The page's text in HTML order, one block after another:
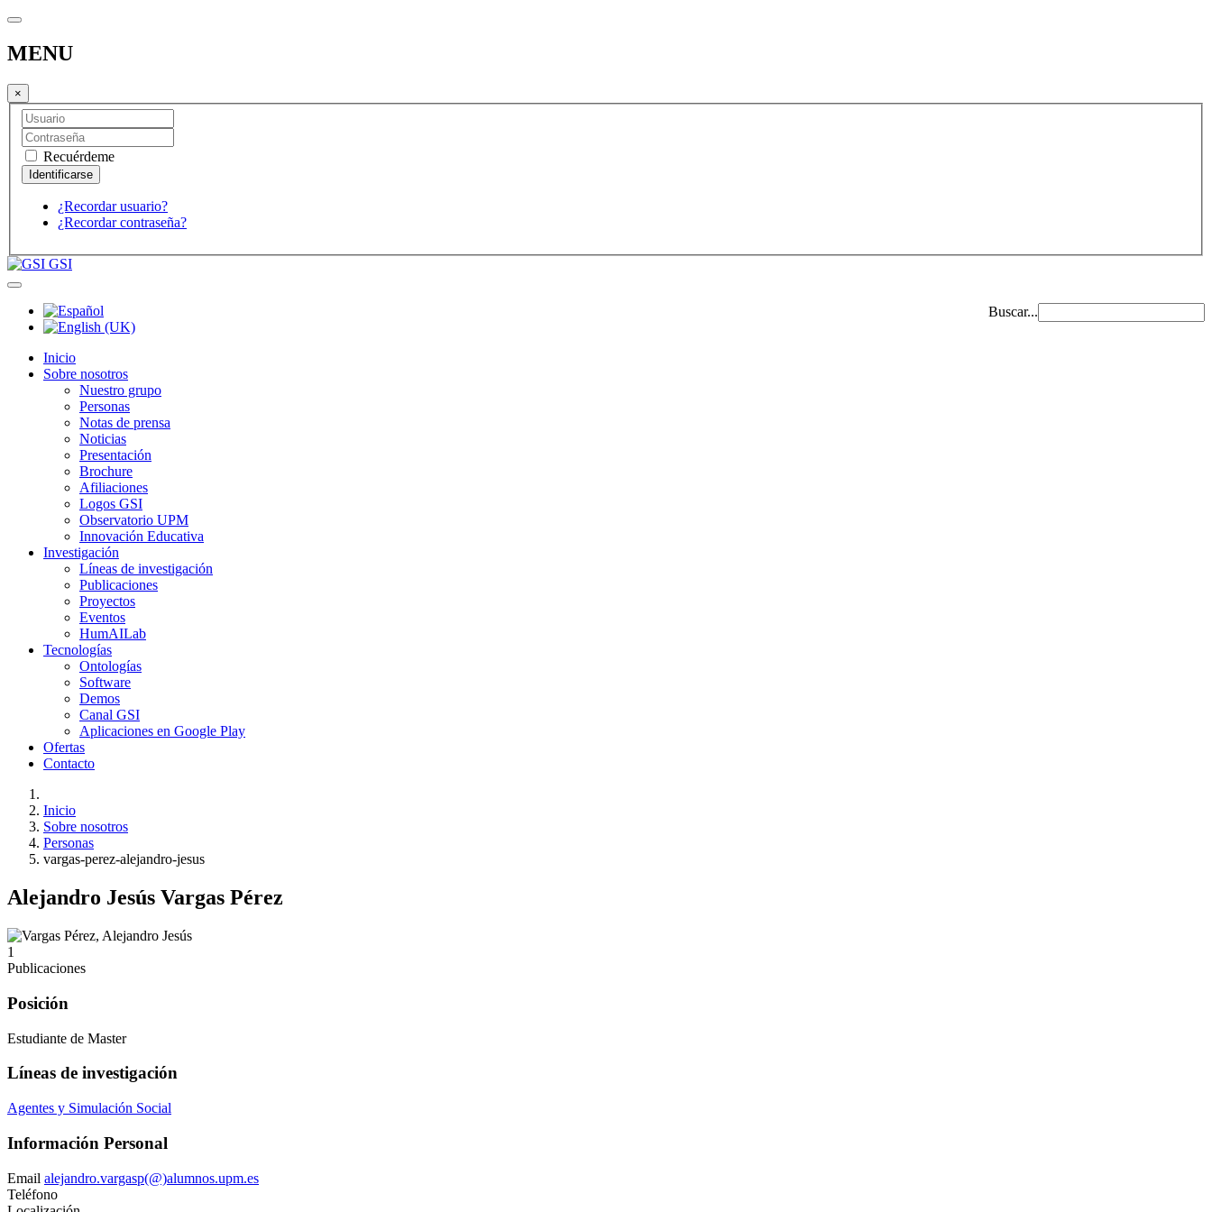
MENU
×
Recuérdeme
¿Recordar usuario?
¿Recordar contraseña?
GSI
Buscar...
Inicio
Sobre nosotros
Nuestro grupo
Personas
Notas de prensa
Noticias
Presentación
Brochure
Afiliaciones
Logos GSI
Observatorio UPM
Innovación Educativa
Investigación
Líneas de investigación
Publicaciones
Proyectos
Eventos
HumAILab
Tecnologías
Ontologías
Software
Demos
Canal GSI
Aplicaciones en Google Play
Ofertas
Contacto
Inicio
Sobre nosotros
Personas
vargas-perez-alejandro-jesus
Alejandro Jesús Vargas Pérez
1
Publicaciones
Posición
Estudiante de Master
Líneas de investigación
Agentes y Simulación Social
Información Personal
Email alejandro.vargasp(@)alumnos.upm.es
Teléfono